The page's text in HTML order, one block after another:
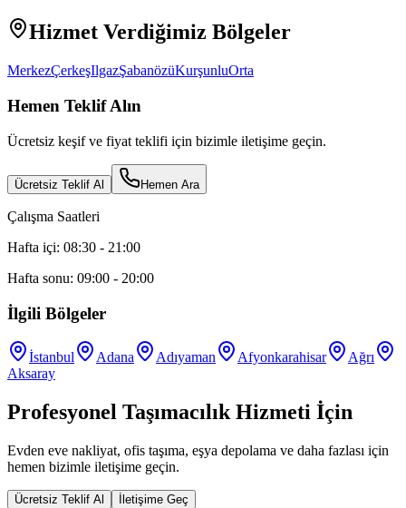
Hizmet Verdiğimiz Bölgeler
MerkezÇerkeşIlgazŞabanözüKurşunluOrta
Hemen Teklif Alın
Ücretsiz keşif ve fiyat teklifi için bizimle iletişime geçin.
Ücretsiz Teklif Al Hemen Ara
Çalışma Saatleri
Hafta içi: 08:30 - 21:00
Hafta sonu: 09:00 - 20:00
İlgili Bölgeler
İstanbul Adana Adıyaman Afyonkarahisar
Ağrı
Aksaray
Profesyonel Taşımacılık Hizmeti İçin
Evden eve nakliyat, ofis taşıma, eşya depolama ve daha fazlası için
hemen bizimle iletişime geçin.
Ücretsiz Teklif Al İletişime Geç